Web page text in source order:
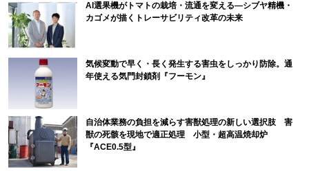
AI選果機がトマトの栽培・流通を変える―シブヤ精機・
カゴメが描くトレーサビリティ改革の未来
気候変動で早く・長く発生する害虫をしっかり防除。通
年使える気門封鎖剤『フーモン』
自治体業務の負担を減らす害獣処理の新しい選択肢 害
獣の死骸を現地で適正処理 小型・超高温焼却炉
『ACE0.5型』